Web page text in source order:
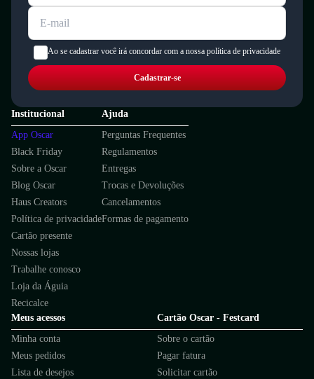
Ao se cadastrar você irá concordar com a nossa política de privacidade
Cadastrar-se
Institucional
App Oscar
Black Friday
Sobre a Oscar
Blog Oscar
Haus Creators
Política de privacidade
Cartão presente
Nossas lojas
Trabalhe conosco
Loja da Águia
Recicalce
Ajuda
Perguntas Frequentes
Regulamentos
Entregas
Trocas e Devoluções
Cancelamentos
Formas de pagamento
Meus acessos
Minha conta
Meus pedidos
Lista de desejos
Cartão Oscar - Festcard
Sobre o cartão
Pagar fatura
Solicitar cartão